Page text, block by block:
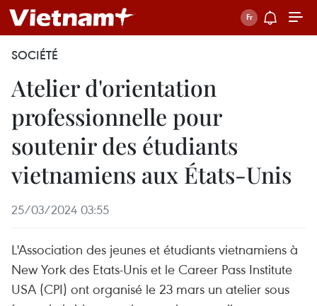
SOCIÉTÉ
Atelier d'orientation
professionnelle pour
soutenir des étudiants
vietnamiens aux États-Unis
25/03/2024 03:55
L'Association des jeunes et étudiants vietnamiens à
New York des Etats-Unis et le Career Pass Institute
USA (CPI) ont organisé le 23 mars un atelier sous